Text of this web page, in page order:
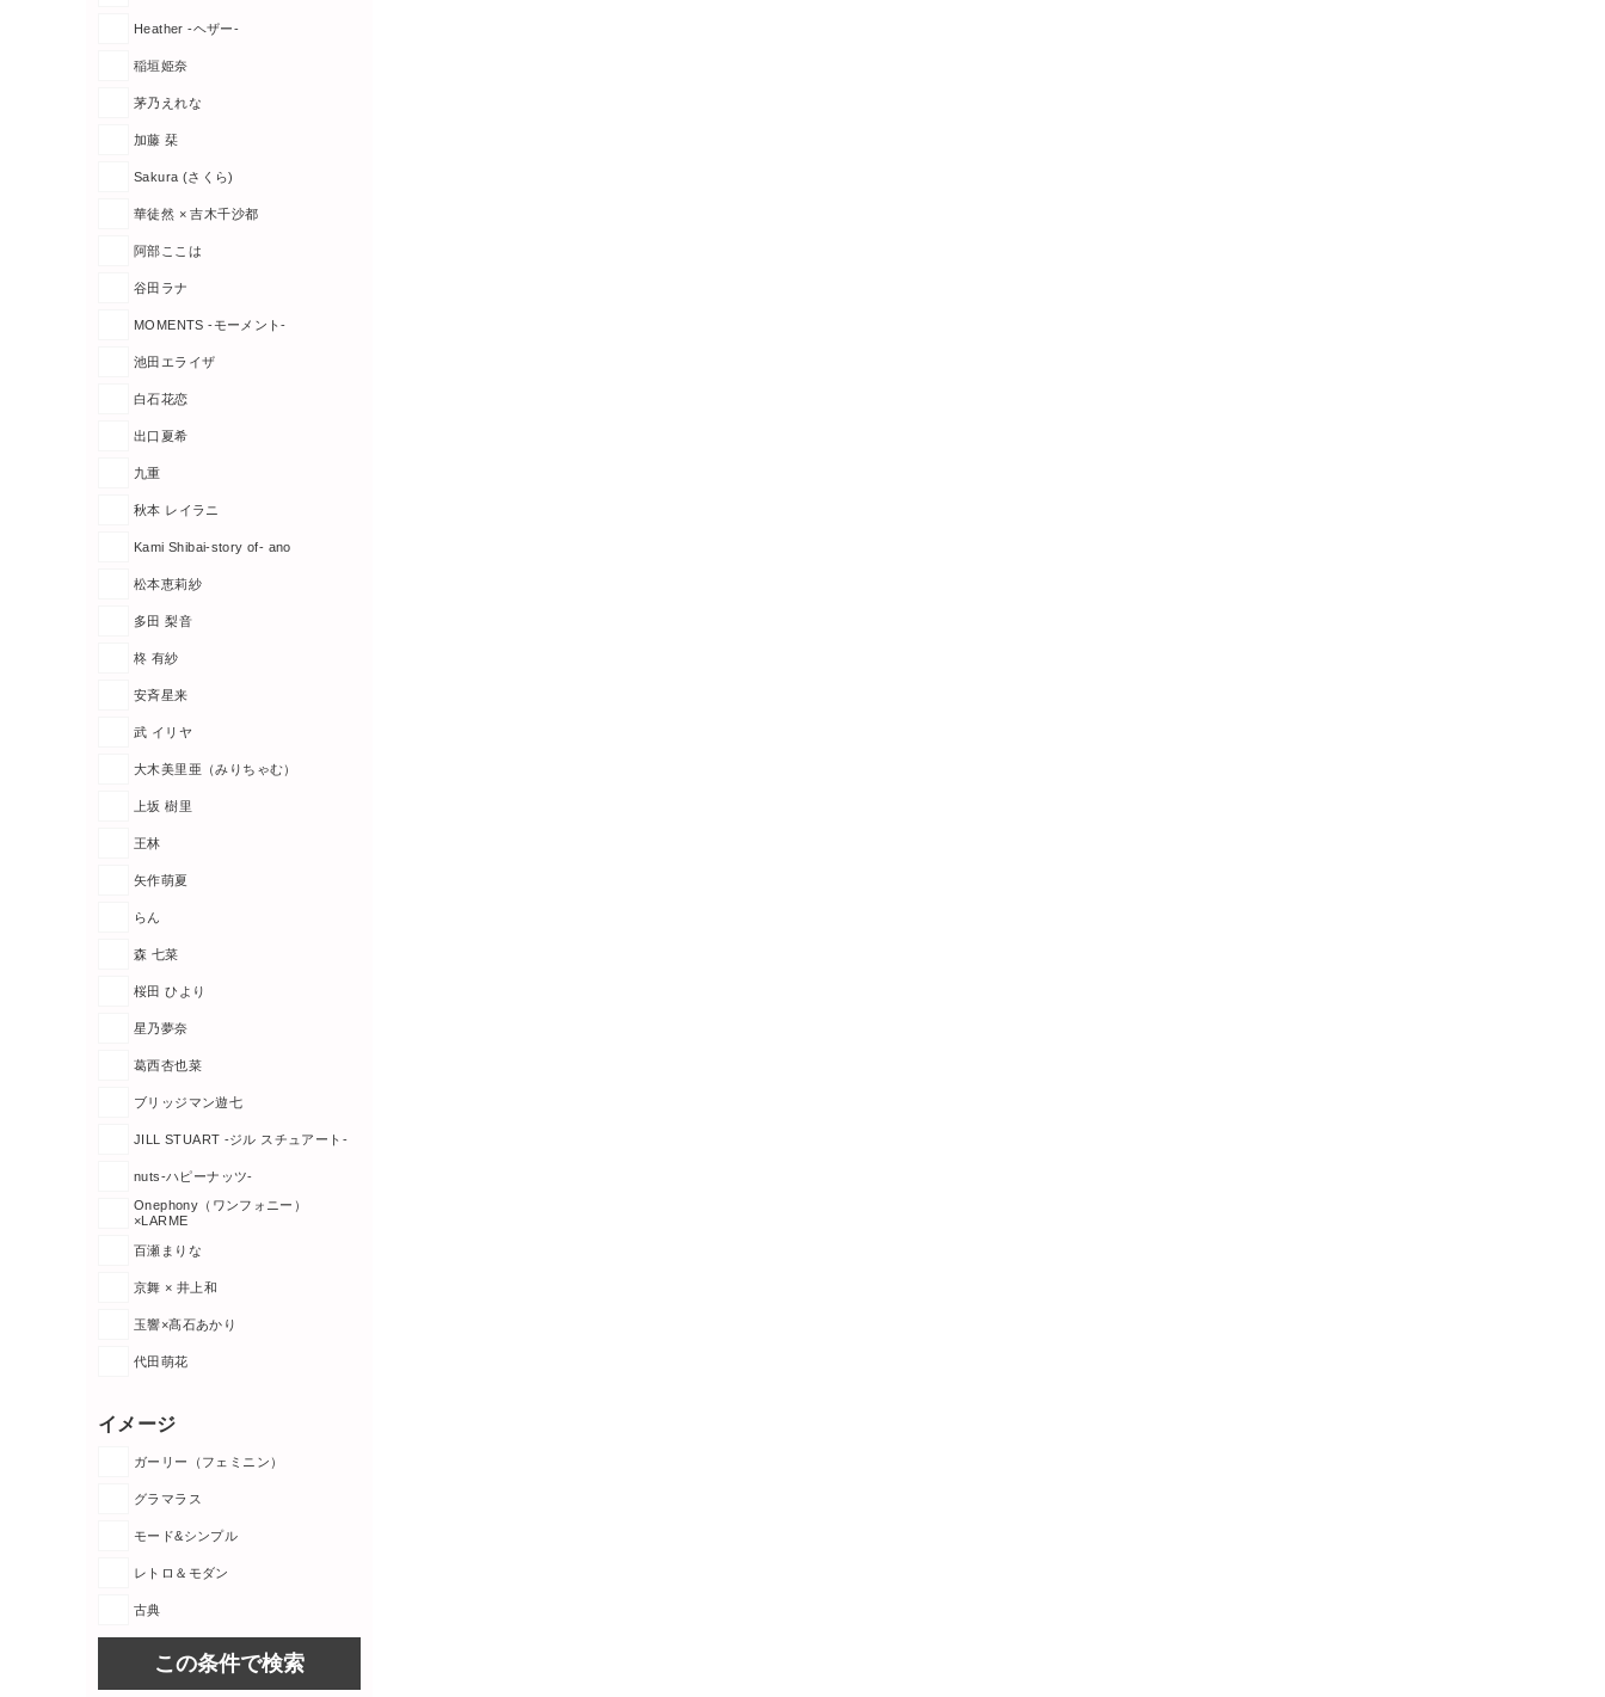
Heather -ヘザー-
稲垣姫奈
茅乃えれな
加藤 栞
Sakura (さくら)
華徒然 × 吉木千沙都
阿部ここは
谷田ラナ
MOMENTS -モーメント-
池田エライザ
白石花恋
出口夏希
九重
秋本 レイラニ
Kami Shibai-story of- ano
松本恵莉紗
多田 梨音
柊 有紗
安斉星来
武 イリヤ
大木美里亜（みりちゃむ）
上坂 樹里
王林
矢作萌夏
らん
森 七菜
桜田 ひより
星乃夢奈
葛西杏也菜
ブリッジマン遊七
JILL STUART -ジル スチュアート-
nuts-ハピーナッツ-
Onephony（ワンフォニー）
×LARME
百瀬まりな
京舞 × 井上和
玉響×髙石あかり
代田萌花
イメージ
ガーリー（フェミニン）
グラマラス
モード&シンプル
レトロ＆モダン
古典
この条件で検索